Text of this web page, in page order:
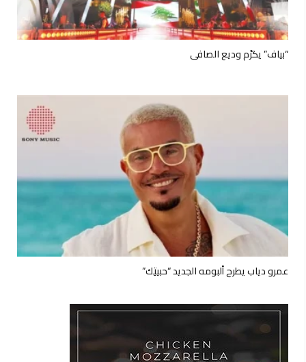
“بياف” يكرّم وديع الصافي
عمرو دياب يطرح ألبومه الجديد “حبيتِك”